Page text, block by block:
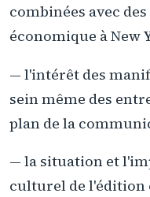
combinées avec
économique à New
— l'intérêt des
sein même des
plan de la
— la situation et
culturel de l'édition